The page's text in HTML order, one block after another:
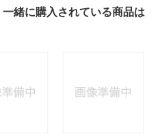
緒に購入されている商品は